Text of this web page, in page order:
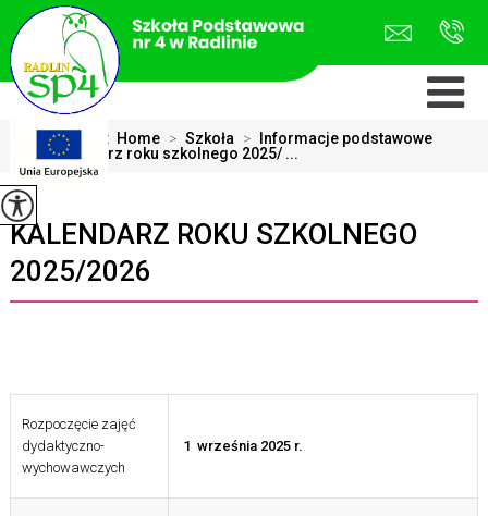
Jesteś tutaj: Home > Szkoła >
Informacje podstawowe
Kalendarz roku szkolnego 2025/ ...
KALENDARZ ROKU SZKOLNEGO
2025/2026
Rozpoczęcie zajęć
dydaktyczno-
wychowawczych
1 września 2025 r.